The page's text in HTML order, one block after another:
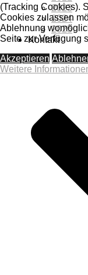
2023
2024
2025
Kontakt
(Tracking Cookies).
Cookies zulassen
Ablehnung
Seite zur Verfügung
Akzeptieren
Weitere